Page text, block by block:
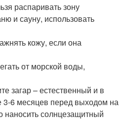
распаривать зону
и сауну, использовать
кожу, если она
от морской воды,
загар – естественный и в
6 месяцев перед выходом на
наносить солнцезащитный